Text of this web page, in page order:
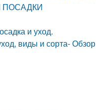
ПОСАДКИ
и уход.
виды и сорта- Обзор